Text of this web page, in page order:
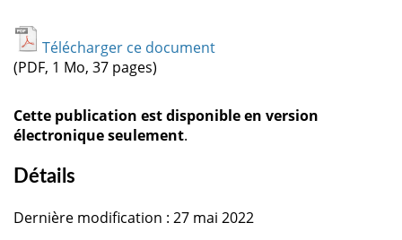
Télécharger ce document
(PDF, 1 Mo, 37 pages)
Cette publication est disponible en version
électronique seulement.
Détails
Dernière modification : 27 mai 2022